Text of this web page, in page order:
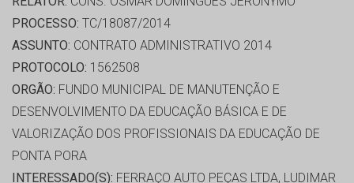
PROCESSO: TC/18087/2014
ASSUNTO: CONTRATO ADMINISTRATIVO 2014
PROTOCOLO: 1562508
ORGÃO: FUNDO MUNICIPAL DE MANUTENÇÃO E
DESENVOLVIMENTO DA EDUCAÇÃO BÁSICA E DE
VALORIZAÇÃO DOS PROFISSIONAIS DA EDUCAÇÃO DE
PONTA PORA
INTERESSADO(S): FERRAÇO AUTO PEÇAS LTDA, LUDIMAR